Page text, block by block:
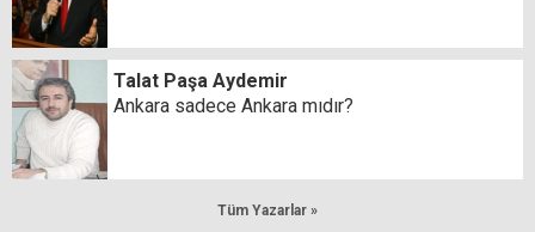
Talat Paşa Aydemir
Ankara sadece Ankara mıdır?
Tüm Yazarlar »